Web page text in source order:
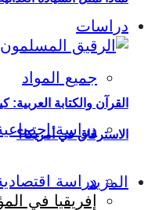
دراسات
جميع المواد
دراسة
دراسة
القرآن والكتابة
الاسترقاق في أمريكا؟
المزيد
إفريقيا في